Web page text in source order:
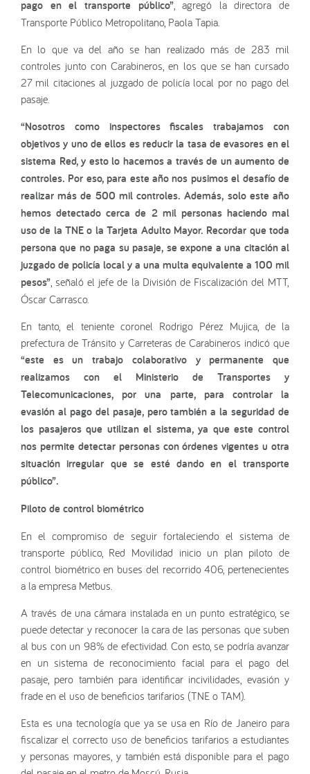
pago en el transporte público”, agregó la directora de
Transporte Público Metropolitano, Paola Tapia.
En lo que va del año se han realizado más de 283 mil
controles junto con Carabineros, en los que se han cursado
27 mil citaciones al juzgado de policía local por no pago del
pasaje.
“Nosotros como inspectores fiscales trabajamos con
objetivos y uno de ellos es reducir la tasa de evasores en el
sistema Red, y esto lo hacemos a través de un aumento de
controles. Por eso, para este año nos pusimos el desafío de
realizar más de 500 mil controles. Además, solo este año
hemos detectado cerca de 2 mil personas haciendo mal
uso de la TNE o la Tarjeta Adulto Mayor. Recordar que toda
persona que no paga su pasaje, se expone a una citación al
juzgado de policía local y a una multa equivalente a 100 mil
pesos” , señaló el jefe de la División de Fiscalización del MTT,
Óscar Carrasco.
En tanto, el teniente coronel Rodrigo Pérez Mujica, de la
prefectura de Tránsito y Carreteras de Carabineros indicó que
“este es un trabajo colaborativo y permanente que
realizamos con el Ministerio de Transportes y
Telecomunicaciones, por una parte, para controlar la
evasión al pago del pasaje, pero también a la seguridad de
los pasajeros que utilizan el sistema, ya que este control
nos permite detectar personas con órdenes vigentes u otra
situación irregular que se esté dando en el transporte
público”.
Piloto de control biométrico
En el compromiso de seguir fortaleciendo el sistema de
transporte público, Red Movilidad inicio un plan piloto de
control biométrico en buses del recorrido 406, pertenecientes
a la empresa Metbus.
A través de una cámara instalada en un punto estratégico, se
puede detectar y reconocer la cara de las personas que suben
al bus con un 98% de efectividad. Con esto, se podría avanzar
en un sistema de reconocimiento facial para el pago del
pasaje, pero también para identificar incivilidades, evasión y
frade en el uso de beneficios tarifarios (TNE o TAM).
Esta es una tecnología que ya se usa en Río de Janeiro para
fiscalizar el correcto uso de beneficios tarifarios a estudiantes
y personas mayores, y también está disponible para el pago